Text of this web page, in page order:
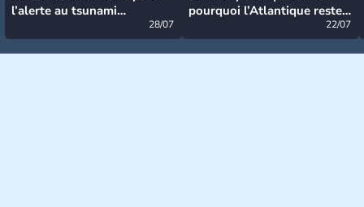
l’alerte au tsunami
28/07
pourquoi l’Atlantique reste
22/07